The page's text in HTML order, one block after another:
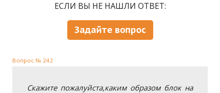
ЕСЛИ ВЫ НЕ НАШЛИ ОТВЕТ:
Задайте вопрос
Вопрос № 242
Скажите пожалуйста,каким образом блок на